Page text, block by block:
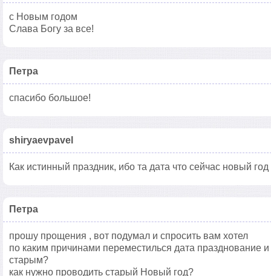
с Новым годом
Слава Богу за все!
Петра
спасибо большое!
shiryaevpavel
Как истинный праздник, ибо та дата что сейчас новый
Петра
прошу прощения , вот подумал и спросить вам хотел
по каким причинами переместилься дата празднование
старым?
как нужно проводить старый Новый год?